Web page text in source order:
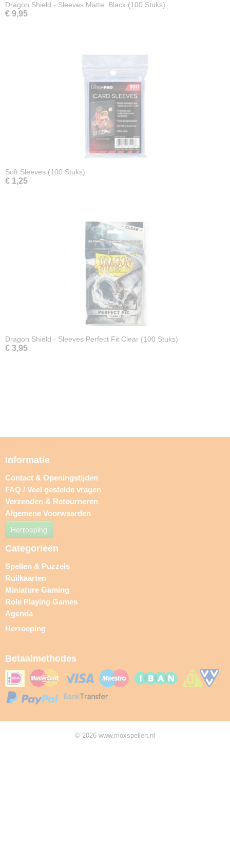
Dragon Shield - Sleeves Matte: Black (100 Stuks)
€ 9,95
Soft Sleeves (100 Stuks)
€ 1,25
Dragon Shield - Sleeves Perfect Fit Clear (100 Stuks)
€ 3,95
Informatie
Contact & Openingstijden
FAQ / Veel gestelde vragen
Verzenden & Retourneren
Algemene Voorwaarden
Herroeping
Categorieën
Spellen & Puzzels
Ruilkaarten
Miniature Gaming
Role Playing Games
Agenda
Herroeping
Betaalmethodes
© 2026 www.moxspellen.nl